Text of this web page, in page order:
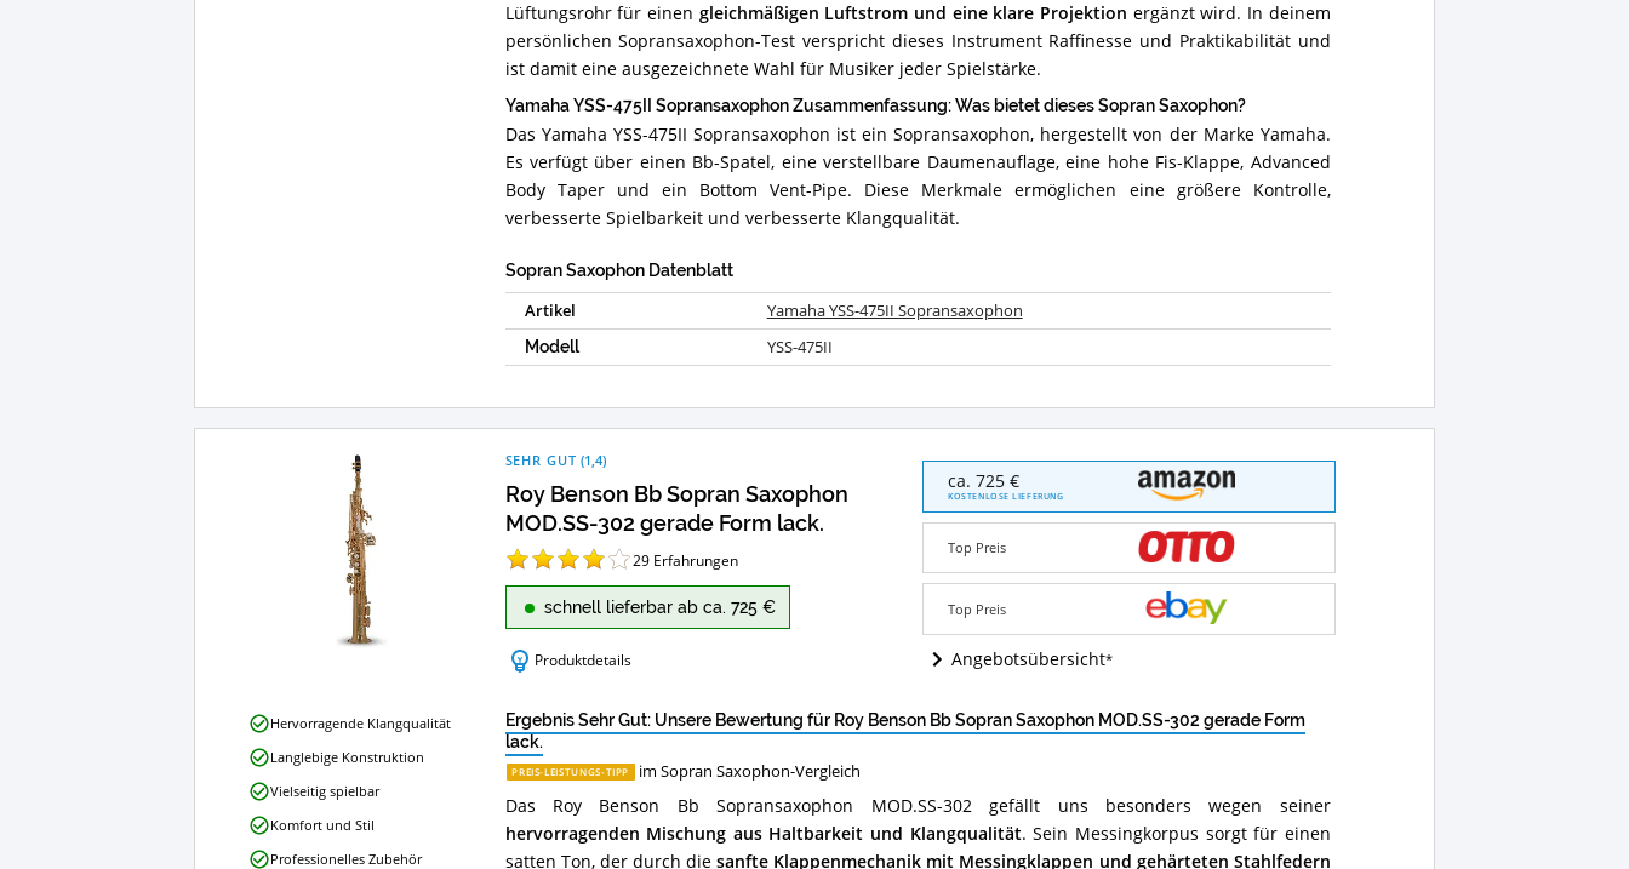
Lüftungsrohr für einen gleichmäßigen Luftstrom und eine klare Projektion ergänzt wird. In deinem
persönlichen Sopransaxophon-Test verspricht dieses Instrument Raffinesse und Praktikabilität und
ist damit eine ausgezeichnete Wahl für Musiker jeder Spielstärke.
Yamaha YSS-475II Sopransaxophon Zusammenfassung: Was bietet dieses Sopran Saxophon?
Das Yamaha YSS-475II Sopransaxophon ist ein Sopransaxophon, hergestellt von der Marke Yamaha.
Es verfügt über einen Bb-Spatel, eine verstellbare Daumenauflage, eine hohe Fis-Klappe, Advanced
Body Taper und ein Bottom Vent-Pipe. Diese Merkmale ermöglichen eine größere Kontrolle,
verbesserte Spielbarkeit und verbesserte Klangqualität.
Sopran Saxophon Datenblatt
Artikel Yamaha YSS-475II Sopransaxophon
Modell YSS-475II
Roy Benson Bb Sopran Saxophon
MOD.SS-302 gerade Form lack.
SEHR GUT (1,4)
29 Erfahrungen
schnell lieferbar ab ca. 725 €
Produktdetails
Benson
Bb
Saxophon
MOD.SS-
302
gerade
lack.
Wo
ist
Saxophon
erhältlich?
ca. 725 €
KOSTENLOSE LIEFERUNG
Top Preis
Top Preis
Angebotsübersicht
Ergebnis Sehr Gut: Unsere Bewertung für Roy Benson Bb Sopran Saxophon MOD.SS-302 gerade Form
lack.
PREIS-LEISTUNGS-TIPP im Sopran Saxophon-Vergleich
Das Roy Benson Bb Sopransaxophon MOD.SS-302 gefällt uns besonders wegen seiner
hervorragenden Mischung aus Haltbarkeit und Klangqualität. Sein Messingkorpus sorgt für einen
satten Ton, der durch diesanfte Klappenmechanik mit Messingklappen und gehärteten Stahlfedern
Saxophon
MOD.SS-
Hervorragende Klangqualität
Langlebige Konstruktion
Vielseitig spielbar
Komfort und Stil
Professionelles Zubehör